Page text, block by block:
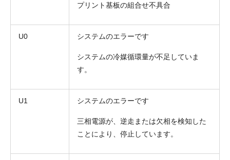
プリント基板の組合せ不具合
U0 システムのエラーです
システムの冷媒循環量が不足していま
す。
U1 システムのエラーです
三相電源が、逆走または欠相を検知した
ことにより、停止しています。